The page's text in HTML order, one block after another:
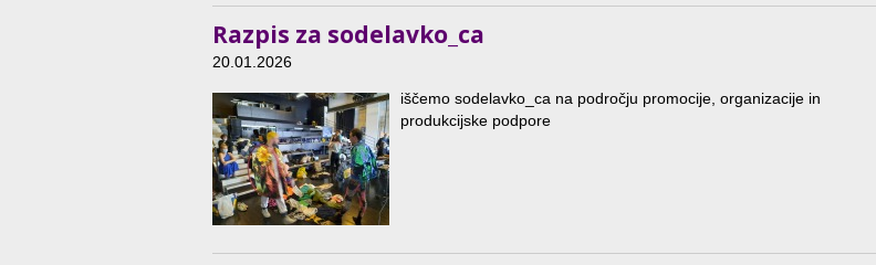
Razpis za sodelavko_ca
20.01.2026
iščemo sodelavko_ca na področju promocije, organizacije in
produkcijske podpore